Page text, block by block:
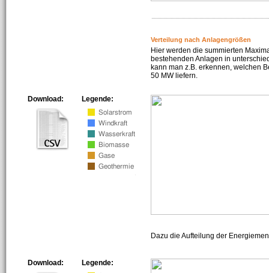
Verteilung nach Anlagengrößen
Hier werden die summierten
bestehenden Anlagen in
kann man z.B. erkennen, welchen
50 MW liefern.
Legende:
Download:
Dazu die Aufteilung der
Legende:
Download: